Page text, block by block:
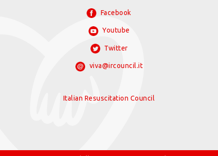
Facebook
Youtube
Twitter
viva@ircouncil.it
Italian Resuscitation Council